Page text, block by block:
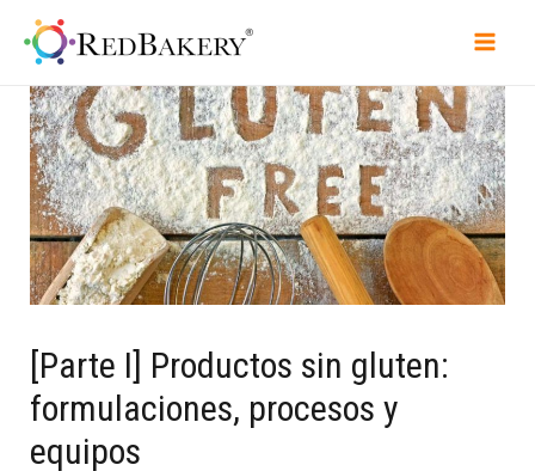
[Parte I] Productos sin gluten:
formulaciones, procesos y
equipos